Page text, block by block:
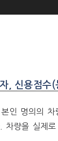
, 신용점수(
인 명의의
차량을 실제